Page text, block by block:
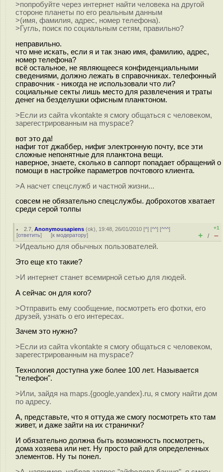
>попробуйте через интернет найти человека на другой
стороне планеты по его реальным данным
>(имя, фамилия, адрес, номер телефона).
>Гугль, поиск по социальным сетям, правильно?
неправильно.
что мне искать, если я и так знаю имя, фамилию, адрес,
номер телефона?
всё остальное, не являющееся конфиденциальными
сведениями, должно лежать в справочниках. телефонный
справочник - никогда не использовали что ли?
социальные секты лишь место для развлечения и траты
денег на безделушки офисным планктоном.
>Если из сайта vkontakte я смогу общаться с человеком,
зарегестрированным на myspace?
вот это да!
нафиг тот джаббер, нифиг электронную почту, все эти
сложные непонятные для планктона вещи.
наверное, знаете, сколько в саппорт попадает обращений о
помощи в настройке параметров почтового клиента.
>А насчет спецслужб и частной жизни...
совсем не обязательно спецслужбы. доброхотов хватает
среди серой толпы
2.7 ,Anonymousapiens (ok), 19:48, 26/01/2010 [^] [^^] [^^^]
[ответить] [к модератору]
+1
+ / –
>Идеально для обычных пользователей.
Это еще кто такие?
>И интернет станет всемирной сетью для людей.
А сейчас он для кого?
>Отправить ему сообщение, посмотреть его фотки, его
друзей, узнать о его интересах.
Зачем это нужно?
>Если из сайта vkontakte я смогу общаться с человеком,
зарегестрированным на myspace?
Технология доступна уже более 100 лет. Называется
"телефон".
>Или, зайдя на maps.{google,yandex}.ru, я смогу найти дом
по адресу.
А, представьте, что я оттуда же смогу посмотреть кто там
живет, и даже зайти на их странички?
И обязательно должна быть возможность посмотреть,
дома хозяева или нет. Ну просто рай для определенных
элементов. Ну ты понел.